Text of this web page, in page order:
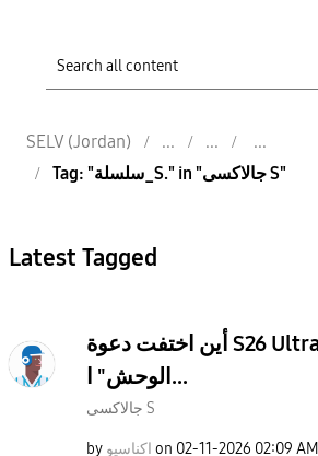
SELV (Jordan)
Tag: "سلسلة_S." in "جالاكسى S"
Latest Tagged
أين اختفت دعوة S26 Ultra؟ وماذا يخبئ لنا
الوحش" ا...
جالاكسى S
by اكناسيو on ‎02-11-2026 02:09 AM